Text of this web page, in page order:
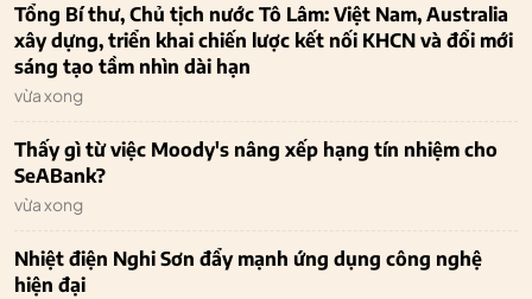
Tổng Bí thư, Chủ tịch nước Tô Lâm: Việt Nam, Australia
xây dựng, triển khai chiến lược kết nối KHCN và đổi mới
sáng tạo tầm nhìn dài hạn
vừa xong
Thấy gì từ việc Moody's nâng xếp hạng tín nhiệm cho
SeABank?
vừa xong
Nhiệt điện Nghi Sơn đẩy mạnh ứng dụng công nghệ
hiện đại